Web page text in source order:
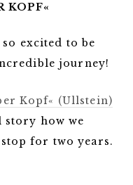
KOPF«
so excited to be
journey!
Kopf« (Ullstein)
story how we
for two years.